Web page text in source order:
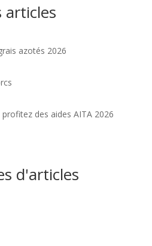
articles
azotés 2026
des aides AITA 2026
d'articles